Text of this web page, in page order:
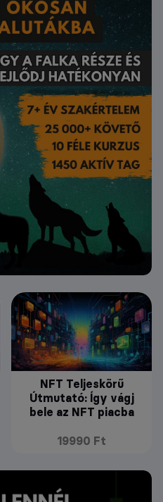
NFT Teljeskörű
Útmutató: Így vágj
bele az NFT piacba
19990 Ft